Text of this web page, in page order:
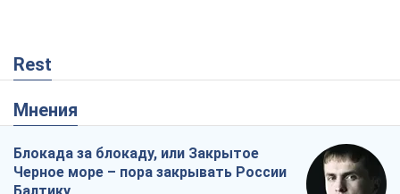
Rest
Мнения
Блокада за блокаду, или Закрытое
Черное море – пора закрывать России